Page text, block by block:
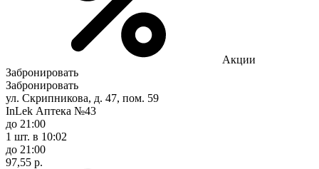
Акции
Забронировать
Забронировать
ул. Скрипникова, д. 47, пом. 59
InLek Аптека №43
до 21:00
1 шт. в 10:02
до 21:00
97,55 р.